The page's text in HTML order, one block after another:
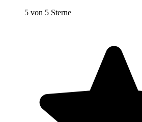
5 von 5 Sterne